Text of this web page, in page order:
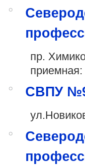
пр.
приемная:
СВПУ